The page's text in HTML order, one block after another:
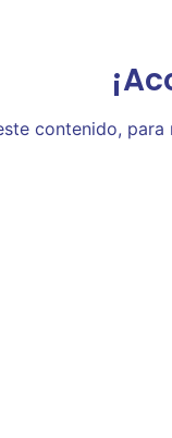
contenido,